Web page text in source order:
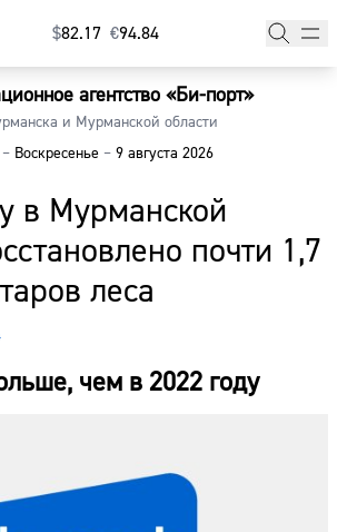
$⁠82.17 €⁠94.84
агентство «Би-порт»
и Мурманской области
–Воскресенье –9 августа 2026
в Мурманской
почти 1,7
леса
чем в 2022 году